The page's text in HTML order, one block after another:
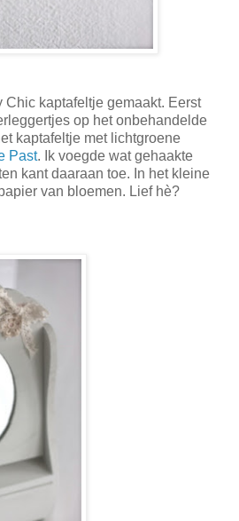
Chic kaptafeltje gemaakt. Eerst
op het onbehandelde
kaptafeltje met lichtgroene
Past. Ik voegde wat gehaakte
kant daaraan toe. In het kleine
van bloemen. Lief hè?